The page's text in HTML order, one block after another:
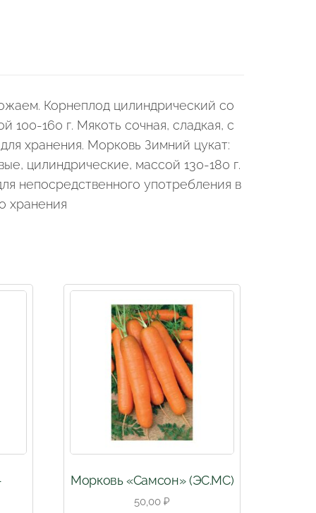
Корнеплод цилиндрический со
100-160 г. Мякоть сочная, сладкая, с
хранения. Морковь Зимний цукат:
цилиндрические, массой 130-180 г.
непосредственного употребления в
хранения
Морковь «Самсон» (ЭС.МС)
50,00₽